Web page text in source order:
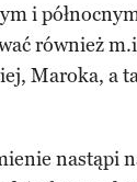
i
również
Maroka, a
nastąpi